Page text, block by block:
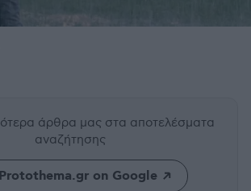
άρθρα μας στα αποτελέσματα
αναζήτησης
on Google